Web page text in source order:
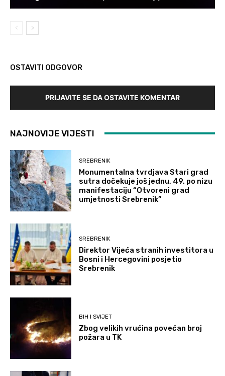
OSTAVITI ODGOVOR
PRIJAVITE SE DA OSTAVITE KOMENTAR
NAJNOVIJE VIJESTI
SREBRENIK
Monumentalna tvrdjava Stari grad
sutra dočekuje još jednu, 49. po nizu
manifestaciju “Otvoreni grad
umjetnosti Srebrenik”
SREBRENIK
Direktor Vijeća stranih investitora u
Bosni i Hercegovini posjetio
Srebrenik
BIH I SVIJET
Zbog velikih vrućina povećan broj
požara u TK